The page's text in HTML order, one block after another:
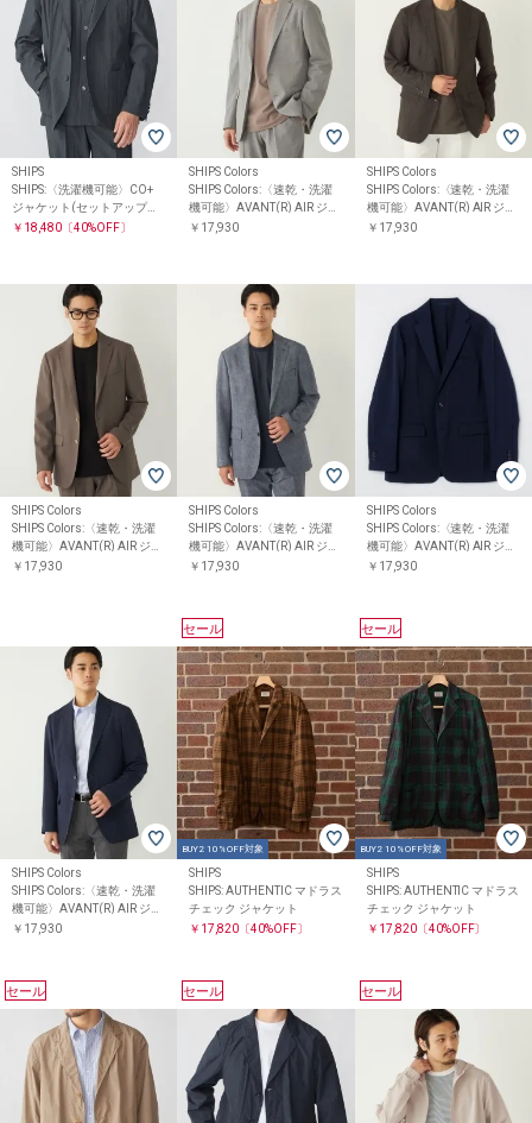
SHIPS
SHIPS:〈洗濯機可能〉CO+
ジャケット(セットアップ対
応)
￥18,480〔40%OFF〕
SHIPS Colors
SHIPS Colors:〈速乾・洗濯
機可能〉AVANT(R) AIR ジャ
ケット◇
￥17,930
SHIPS Colors
SHIPS Colors:〈速乾・洗濯
機可能〉AVANT(R) AIR ジャ
ケット◇
￥17,930
SHIPS Colors
SHIPS Colors:〈速乾・洗濯
機可能〉AVANT(R) AIR ジャ
ケット◇
￥17,930
SHIPS Colors
SHIPS Colors:〈速乾・洗濯
機可能〉AVANT(R) AIR ジャ
ケット◇
￥17,930
SHIPS Colors
SHIPS Colors:〈速乾・洗濯
機可能〉AVANT(R) AIR ジャ
ケット◇
￥17,930
SHIPS Colors
SHIPS Colors:〈速乾・洗濯
機可能〉AVANT(R) AIR ジャ
ケット◇
￥17,930
セール
BUY2 10%OFF対象
SHIPS
SHIPS: AUTHENTIC マドラス
チェック ジャケット
￥17,820 〔40%OFF〕
セール
BUY2 10%OFF対象
SHIPS
SHIPS: AUTHENTIC マドラス
チェック ジャケット
￥17,820〔40%OFF〕
セール セール セール